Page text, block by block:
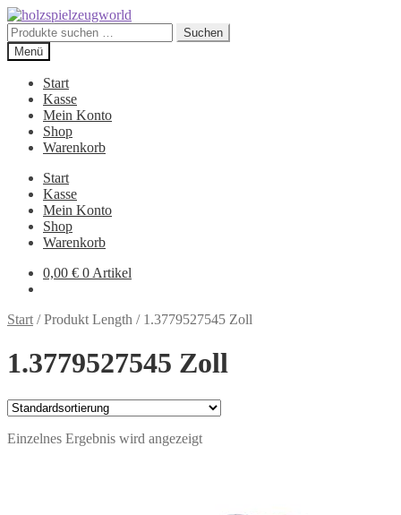
Zur
Navigation
springen
Zum
Inhalt
springen
Suchen
nach:
Suchen
Menü
Start
Kasse
Mein Konto
Shop
Warenkorb
Start
Kasse
Mein Konto
Shop
Warenkorb
0,00 € 0 Artikel
Start /Produkt Length / 1.3779527545 Zoll
1.3779527545 Zoll
Einzelnes Ergebnis wird angezeigt